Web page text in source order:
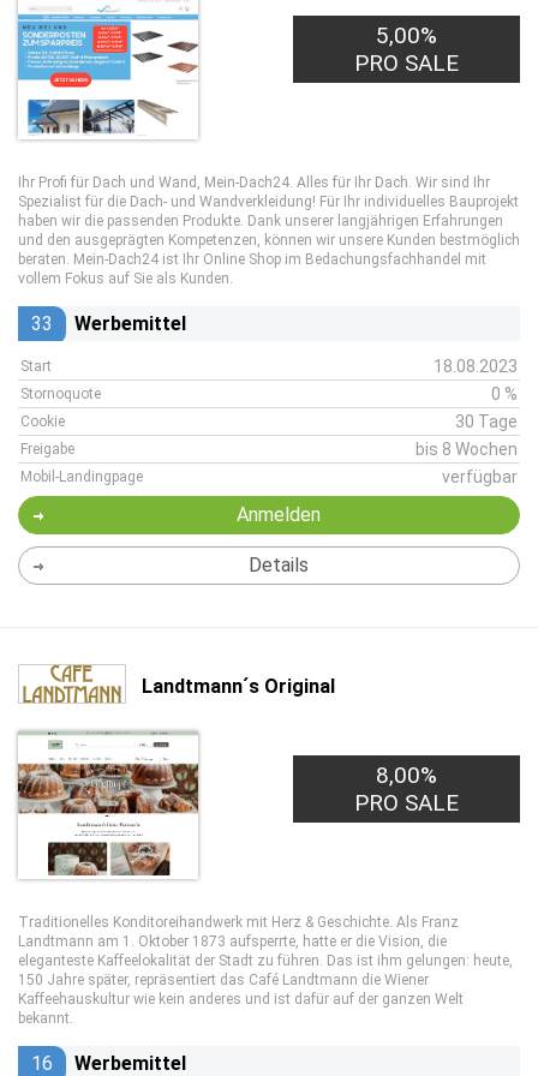
5,00%
PRO SALE
Ihr Profi für Dach und Wand, Mein-Dach24. Alles für Ihr Dach. Wir sind Ihr
Spezialist für die Dach- und Wandverkleidung! Für Ihr individuelles Bauprojekt
haben wir die passenden Produkte. Dank unserer langjährigen Erfahrungen
und den ausgeprägten Kompetenzen, können wir unsere Kunden bestmöglich
beraten. Mein-Dach24 ist Ihr Online Shop im Bedachungsfachhandel mit
vollem Fokus auf Sie als Kunden.
33 Werbemittel
Start 18.08.2023
Stornoquote 0 %
Cookie 30 Tage
Freigabe bis 8 Wochen
Mobil-Landingpage verfügbar
Anmelden
Details
Landtmann´s Original
8,00%
PRO SALE
Traditionelles Konditoreihandwerk mit Herz & Geschichte. Als Franz
Landtmann am 1. Oktober 1873 aufsperrte, hatte er die Vision, die
eleganteste Kaffeelokalität der Stadt zu führen. Das ist ihm gelungen: heute,
150 Jahre später, repräsentiert das Café Landtmann die Wiener
Kaffeehauskultur wie kein anderes und ist dafür auf der ganzen Welt
bekannt.
16 Werbemittel